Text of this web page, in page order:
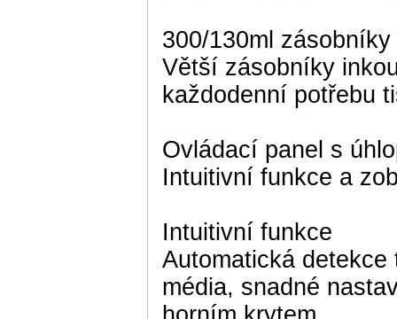
300/130ml
Větší zásobníky
každodenní potřebu
Ovládací panel s
Intuitivní funkce a
Intuitivní funkce
Automatická
média, snadné